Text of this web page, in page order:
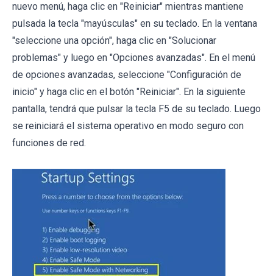
nuevo menú, haga clic en "Reiniciar" mientras mantiene
pulsada la tecla "mayúsculas" en su teclado. En la ventana
"seleccione una opción", haga clic en "Solucionar
problemas" y luego en "Opciones avanzadas". En el menú
de opciones avanzadas, seleccione "Configuración de
inicio" y haga clic en el botón "Reiniciar". En la siguiente
pantalla, tendrá que pulsar la tecla F5 de su teclado. Luego
se reiniciará el sistema operativo en modo seguro con
funciones de red.